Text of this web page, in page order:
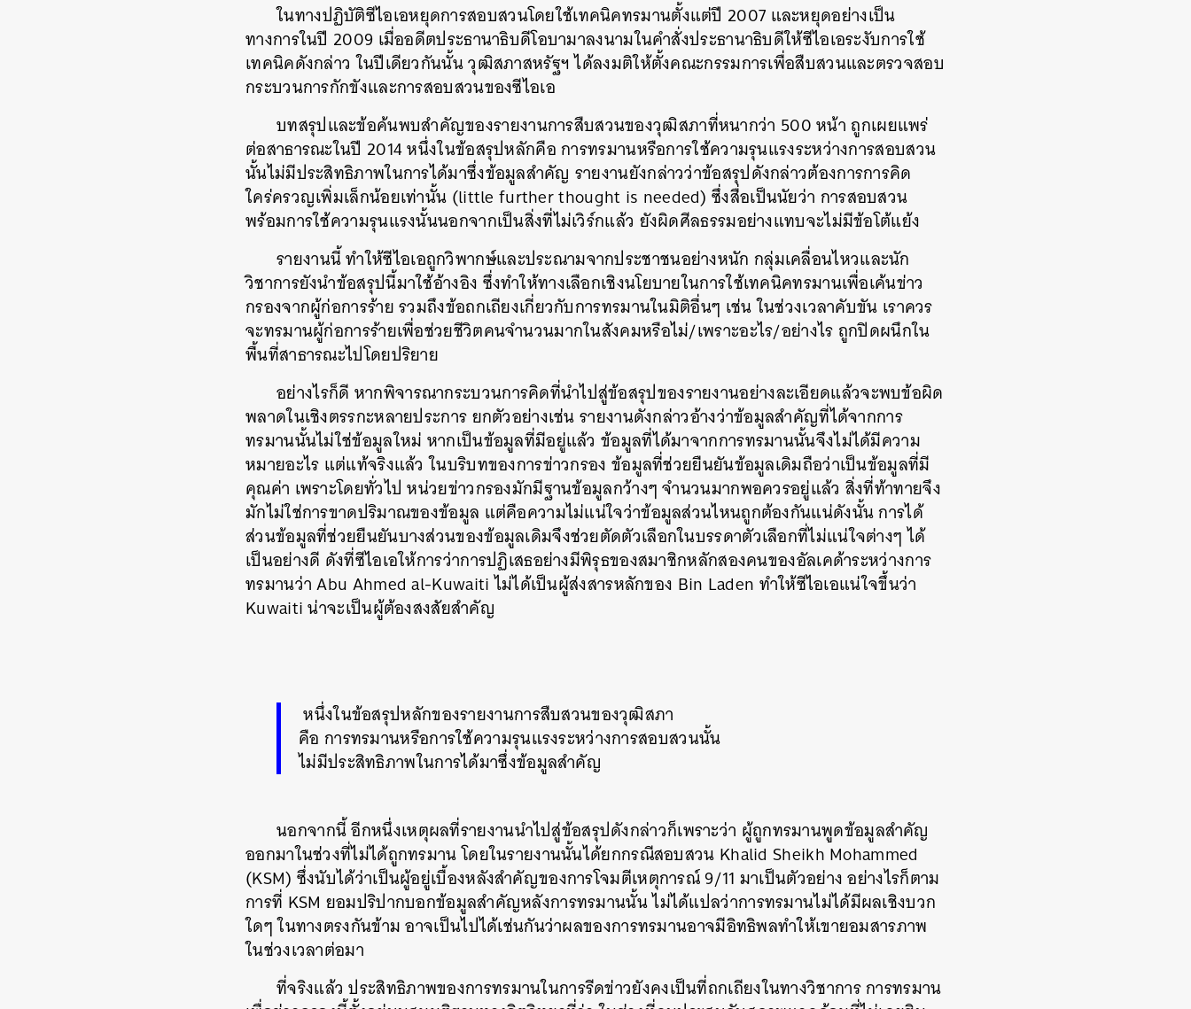
ในทางปฏิบัติซีไอเอหยุดการสอบสวนโดยใช้เทคนิคทรมานตั้งแต่ปี 2007 และหยุดอย่างเป็น
ทางการในปี 2009 เมื่ออดีตประธานาธิบดีโอบามาลงนามในคำสั่งประธานาธิบดีให้ซีไอเอระงับการใช้
เทคนิคดังกล่าว ในปีเดียวกันนั้น วุฒิสภาสหรัฐฯ ได้ลงมติให้ตั้งคณะกรรมการเพื่อสืบสวนและตรวจสอบ
กระบวนการกักขังและการสอบสวนของซีไอเอ
บทสรุปและข้อค้นพบสำคัญของรายงานการสืบสวนของวุฒิสภาที่หนากว่า 500 หน้า ถูกเผยแพร่
ต่อสาธารณะในปี 2014 หนึ่งในข้อสรุปหลักคือ การทรมานหรือการใช้ความรุนแรงระหว่างการสอบสวน
นั้นไม่มีประสิทธิภาพในการได้มาซึ่งข้อมูลสำคัญ รายงานยังกล่าวว่าข้อสรุปดังกล่าวต้องการการคิด
ใคร่ครวญเพิ่มเล็กน้อยเท่านั้น (little further thought is needed) ซึ่งสื่อเป็นนัยว่า การสอบสวน
พร้อมการใช้ความรุนแรงนั้นนอกจากเป็นสิ่งที่ไม่เวิร์กแล้ว ยังผิดศีลธรรมอย่างแทบจะไม่มีข้อโต้แย้ง
รายงานนี้ ทำให้ซีไอเอถูกวิพากษ์และประณามจากประชาชนอย่างหนัก กลุ่มเคลื่อนไหวและนัก
วิชาการยังนำข้อสรุปนี้มาใช้อ้างอิง ซึ่งทำให้ทางเลือกเชิงนโยบายในการใช้เทคนิคทรมานเพื่อเค้นข่าว
กรองจากผู้ก่อการร้าย รวมถึงข้อถกเถียงเกี่ยวกับการทรมานในมิติอื่นๆ เช่น ในช่วงเวลาคับขัน เราควร
จะทรมานผู้ก่อการร้ายเพื่อช่วยชีวิตคนจำนวนมากในสังคมหรือไม่/เพราะอะไร/อย่างไร ถูกปิดผนึกใน
พื้นที่สาธารณะไปโดยปริยาย
อย่างไรก็ดี หากพิจารณากระบวนการคิดที่นำไปสู่ข้อสรุปของรายงานอย่างละเอียดแล้วจะพบข้อผิด
พลาดในเชิงตรรกะหลายประการ ยกตัวอย่างเช่น รายงานดังกล่าวอ้างว่าข้อมูลสำคัญที่ได้จากการ
ทรมานนั้นไม่ใช่ข้อมูลใหม่ หากเป็นข้อมูลที่มีอยู่แล้ว ข้อมูลที่ได้มาจากการทรมานนั้นจึงไม่ได้มีความ
หมายอะไร แต่แท้จริงแล้ว ในบริบทของการข่าวกรอง ข้อมูลที่ช่วยยืนยันข้อมูลเดิมถือว่าเป็นข้อมูลที่มี
คุณค่า เพราะโดยทั่วไป หน่วยข่าวกรองมักมีฐานข้อมูลกว้างๆ จำนวนมากพอควรอยู่แล้ว สิ่งที่ท้าทายจึง
มักไม่ใช่การขาดปริมาณของข้อมูล แต่คือความไม่แน่ใจว่าข้อมูลส่วนไหนถูกต้องกันแน่ดังนั้น การได้
ส่วนข้อมูลที่ช่วยยืนยันบางส่วนของข้อมูลเดิมจึงช่วยตัดตัวเลือกในบรรดาตัวเลือกที่ไม่แน่ใจต่างๆ ได้
เป็นอย่างดี ดังที่ซีไอเอให้การว่าการปฏิเสธอย่างมีพิรุธของสมาชิกหลักสองคนของอัลเคด้าระหว่างการ
ทรมานว่า Abu Ahmed al-Kuwaiti ไม่ได้เป็นผู้ส่งสารหลักของ Bin Laden ทำให้ซีไอเอแน่ใจขึ้นว่า
Kuwaiti น่าจะเป็นผู้ต้องสงสัยสำคัญ
หนึ่งในข้อสรุปหลักของรายงานการสืบสวนของวุฒิสภา
คือ การทรมานหรือการใช้ความรุนแรงระหว่างการสอบสวนนั้น
ไม่มีประสิทธิภาพในการได้มาซึ่งข้อมูลสำคัญ
นอกจากนี้ อีกหนึ่งเหตุผลที่รายงานนำไปสู่ข้อสรุปดังกล่าวก็เพราะว่า ผู้ถูกทรมานพูดข้อมูลสำคัญ
ออกมาในช่วงที่ไม่ได้ถูกทรมาน โดยในรายงานนั้นได้ยกกรณีสอบสวน Khalid Sheikh Mohammed
(KSM) ซึ่งนับได้ว่าเป็นผู้อยู่เบื้องหลังสำคัญของการโจมตีเหตุการณ์ 9/11 มาเป็นตัวอย่าง อย่างไรก็ตาม
การที่ KSM ยอมปริปากบอกข้อมูลสำคัญหลังการทรมานนั้น ไม่ได้แปลว่าการทรมานไม่ได้มีผลเชิงบวก
ใดๆ ในทางตรงกันข้าม อาจเป็นไปได้เช่นกันว่าผลของการทรมานอาจมีอิทธิพลทำให้เขายอมสารภาพ
ในช่วงเวลาต่อมา
ที่จริงแล้ว ประสิทธิภาพของการทรมานในการรีดข่าวยังคงเป็นที่ถกเถียงในทางวิชาการ การทรมาน